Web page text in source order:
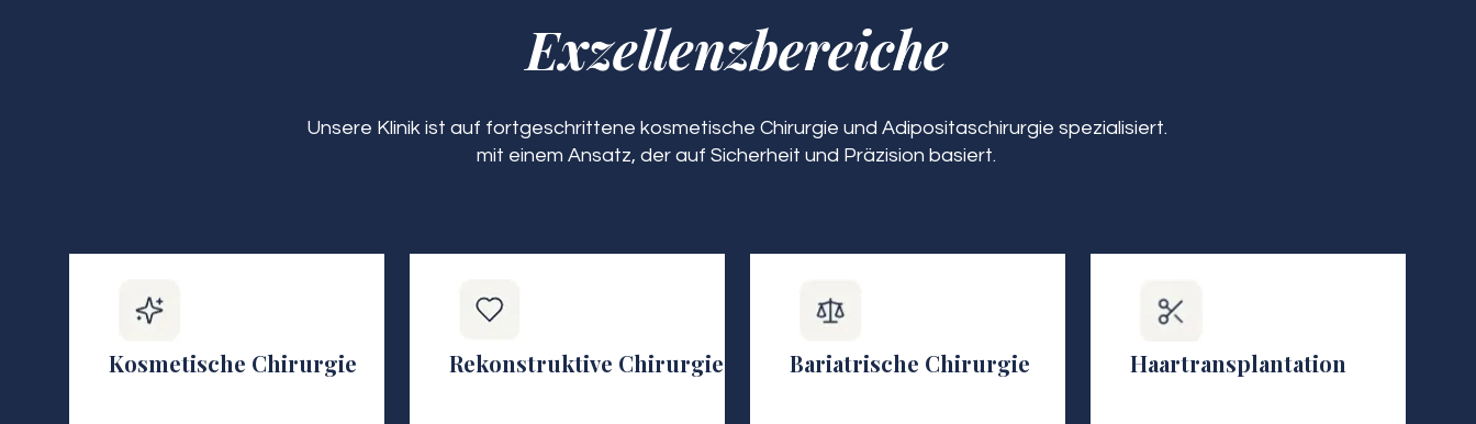
Exzellenzbereiche
Unsere Klinik ist auf fortgeschrittene kosmetische Chirurgie und Adipositaschirurgie spezialisiert.
mit einem Ansatz, der auf Sicherheit und Präzision basiert.
Kosmetische Chirurgie Rekonstruktive Chirurgie Bariatrische Chirurgie Haartransplantation